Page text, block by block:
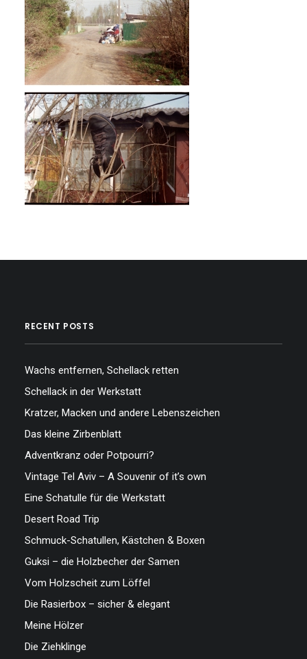
…
RECENT POSTS
Wachs entfernen, Schellack retten
Schellack in der Werkstatt
Kratzer, Macken und andere Lebenszeichen
Das kleine Zirbenblatt
Adventkranz oder Potpourri?
Vintage Tel Aviv – A Souvenir of it’s own
Eine Schatulle für die Werkstatt
Desert Road Trip
Schmuck-Schatullen, Kästchen & Boxen
Guksi – die Holzbecher der Samen
Vom Holzscheit zum Löffel
Die Rasierbox – sicher & elegant
Meine Hölzer
Die Ziehklinge